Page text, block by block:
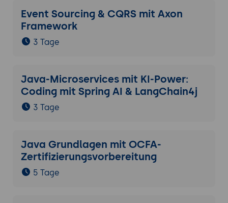
Event Sourcing & CQRS mit Axon
Framework
3 Tage
Java-Microservices mit KI-Power:
Coding mit Spring AI & LangChain4j
3 Tage
Java Grundlagen mit OCFA-
Zertifizierungsvorbereitung
5 Tage